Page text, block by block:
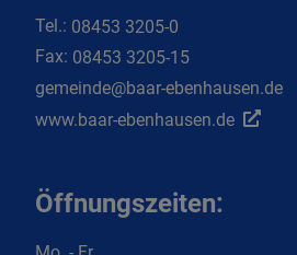
Tel.: 08453 3205-0
Fax: 08453 3205-15
gemeinde@baar-ebenhausen.de
www.baar-ebenhausen.de
Öffnungszeiten: